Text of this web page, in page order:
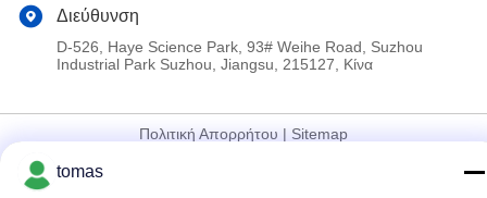
Διεύθυνση
D-526, Haye Science Park, 93# Weihe Road, Suzhou
Industrial Park Suzhou, Jiangsu, 215127, Κίνα
Πολιτική Απορρήτου | Sitemap
Κίνα Καλό Ποιότητα Μέρη μηχανών SMT Προμηθευτής. 2017-
tomas